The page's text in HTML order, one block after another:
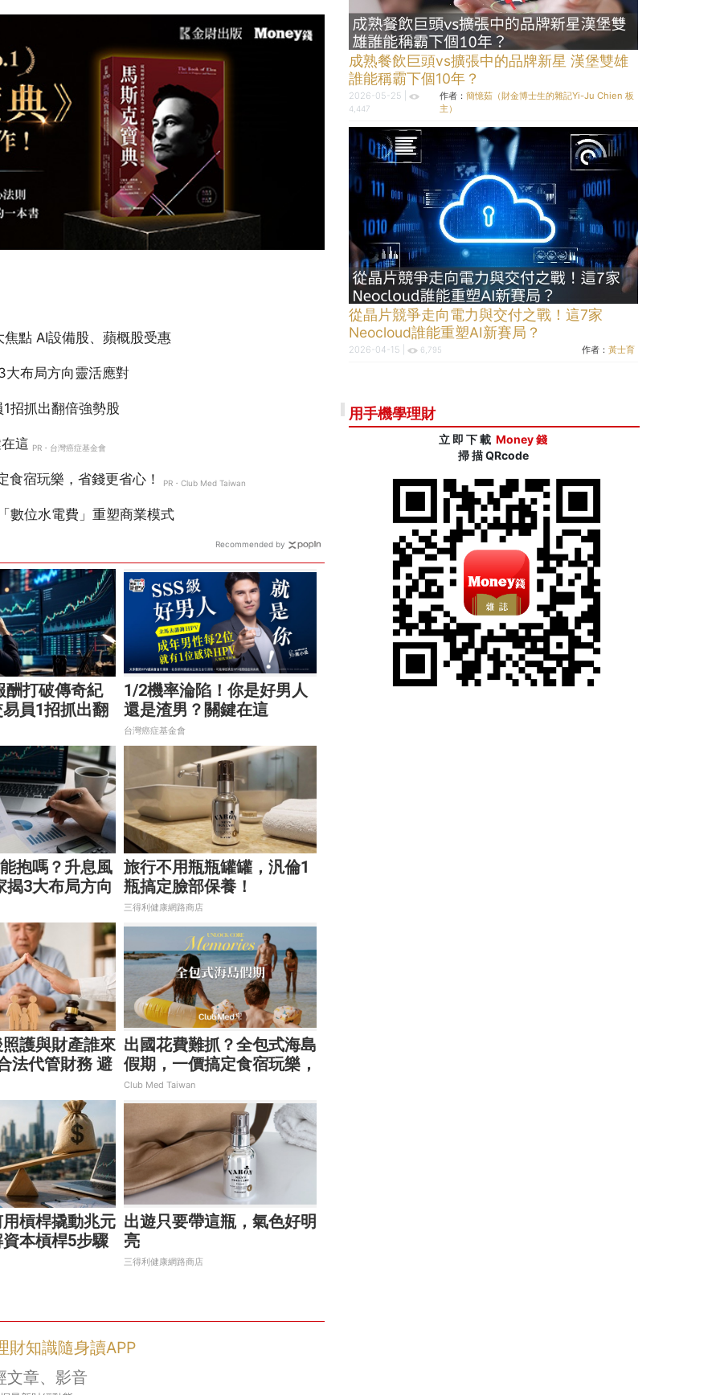
酬打破傳奇紀
員1招抓出翻
1/2機率淪陷！你是好男人
還是渣男？關鍵在這
台灣癌症基金會
抱嗎？升息風
揭3大布局方向
旅行不用瓶瓶罐罐，汎倫1
瓶搞定臉部保養！
三得利健康網路商店
護與財產誰來
法代管財務 避
出國花費難抓？全包式海島
假期，一價搞定食宿玩樂，
省錢更省心！
Club Med Taiwan
槓桿撬動兆元
本槓桿5步驟
出遊只要帶這瓶，氣色好明
亮
三得利健康網路商店
Recommended by
知識隨身讀APP
文章、影音
成熟餐飲巨頭vs擴張中的品牌新星 漢堡雙雄
誰能稱霸下個10年？
2026-05-25 |
4,447
作者： 簡憶茹（財金博士生的雜記Yi-Ju Chien 板
主）
從晶片競爭走向電力與交付之戰！這7家
Neocloud誰能重塑AI新賽局？
2026-04-15 | 6,795 作者：黃士育
用手機學理財
立 即 下 載 Money 錢
掃 描 QRcode